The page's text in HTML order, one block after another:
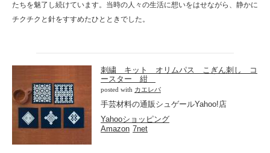
たちを魅了し続けています。当時の人々の生活に想いをはせながら、静かに
チクチクと針をすすめたひとときでした。
刺繍 キット オリムパス こぎん刺し コ
ースター 紺
posted with カエレバ
手芸材料の通販シュゲールYahoo!店
Yahooショッピング
Amazon 7net